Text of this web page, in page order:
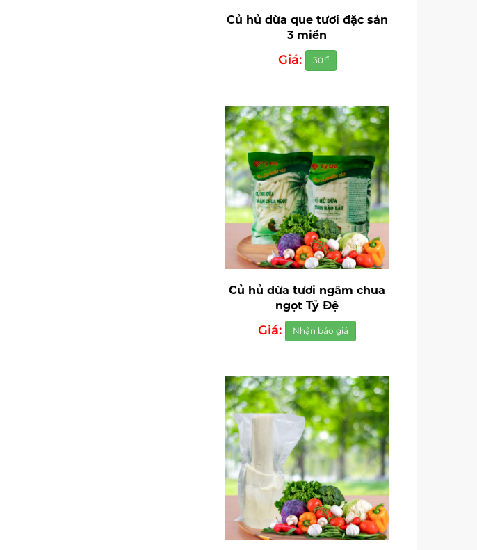
Củ hủ dừa que tươi đặc sản
3 miền
Giá: 30 đ
Củ hủ dừa tươi ngâm chua
ngọt Tỷ Đệ
Giá: Nhận báo giá